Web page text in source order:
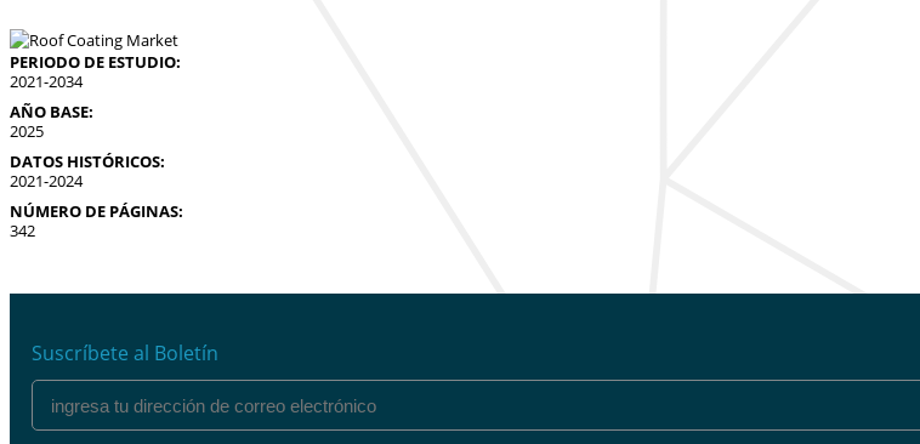
PERIODO DE ESTUDIO:
2021-2034
AÑO BASE:
2025
DATOS HISTÓRICOS:
2021-2024
NÚMERO DE PÁGINAS:
342
Suscríbete al Boletín